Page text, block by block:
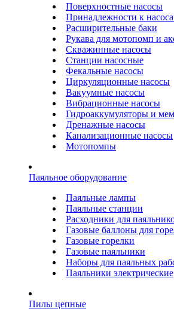
Поверхностные насосы
Принадлежности к
Расширительные баки
Рукава для мотопомп и
Скважинные насосы
Станции насосные
Фекальные насосы
Циркуляционные насосы
Вакуумные насосы
Вибрационные насосы
Гидроаккумуляторы и
Дренажные насосы
Канализационные насосы
Мотопомпы
Паяльное оборудование
Паяльные лампы
Паяльные станции
Расходники для
Газовые баллоны для
Газовые горелки
Газовые паяльники
Наборы для паяльных
Паяльники электрические
Пилы цепные